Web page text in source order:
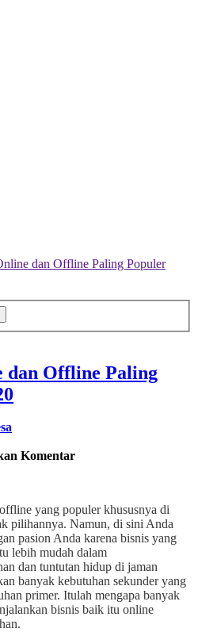
dan Offline Paling Populer
dan Offline Paling
pada
Online
dan
Offline
Paling
Populer
Tahun
2020
Komentar
yang populer khususnya di
pilihannya. Namun, di sini Anda
pasion Anda karena bisnis yang
lebih mudah dalam
dan tuntutan hidup di jaman
banyak kebutuhan sekunder yang
primer. Itulah mengapa banyak
bisnis baik itu online